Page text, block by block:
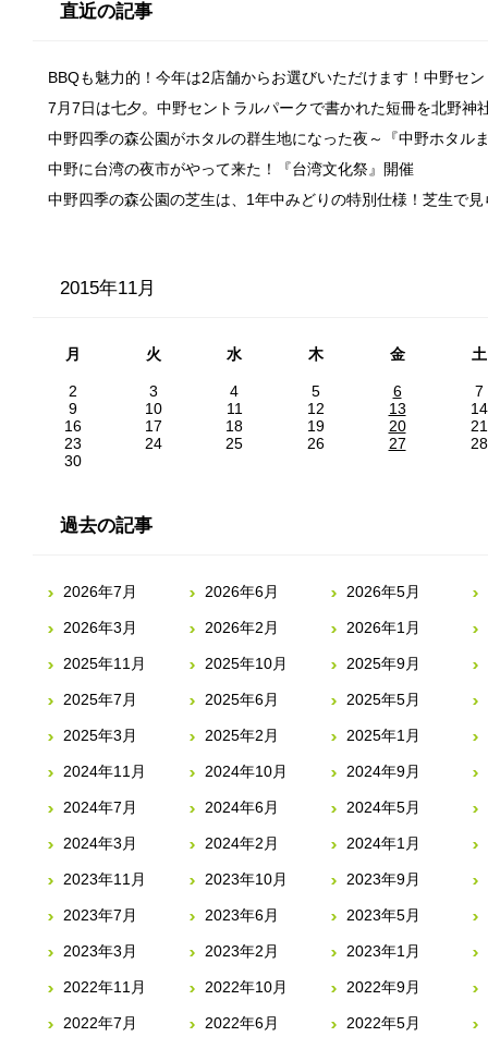
直近の記事
BBQも魅力的！今年は2店舗からお選びいただけます！中野セ
7月7日は七夕。中野セントラルパークで書かれた短冊を北野神
中野四季の森公園がホタルの群生地になった夜～『中野ホタル
中野に台湾の夜市がやって来た！『台湾文化祭』開催
中野四季の森公園の芝生は、1年中みどりの特別仕様！芝生で
2015年11月
月 火 水 木 金 土
2 3 4 5 6
7
9
10 11 12 13
14
16
17 18 19 20
21
23
24 25 26 27
28
30
過去の記事
2026年7月 2026年6月 2026年5月
2026年3月 2026年2月 2026年1月
2025年11月 2025年10月 2025年9月
2025年7月 2025年6月 2025年5月
2025年3月 2025年2月 2025年1月
2024年11月 2024年10月 2024年9月
2024年7月 2024年6月 2024年5月
2024年3月 2024年2月 2024年1月
2023年11月 2023年10月 2023年9月
2023年7月 2023年6月 2023年5月
2023年3月 2023年2月 2023年1月
2022年11月 2022年10月 2022年9月
2022年7月 2022年6月 2022年5月